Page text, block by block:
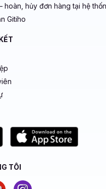
hoàn, hủy đơn hàng tại hệ
Gitiho
TÔI